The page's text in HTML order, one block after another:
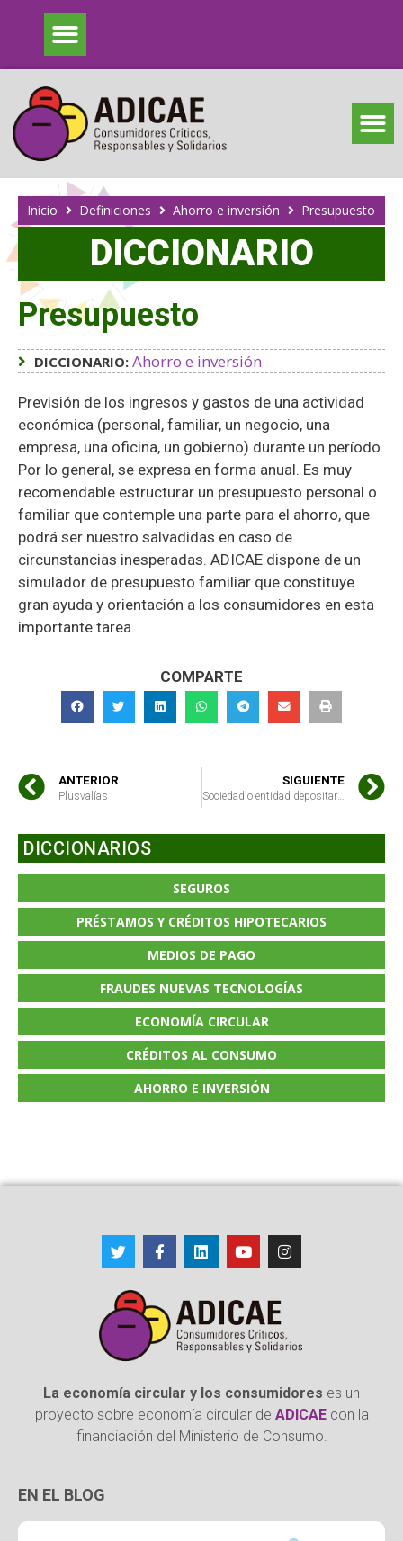
Inicio Definiciones Ahorro e inversión Presupuesto
DICCIONARIO
Presupuesto
DICCIONARIO: Ahorro e inversión
Previsión de los ingresos y gastos de una actividad
económica (personal, familiar, un negocio, una
empresa, una oficina, un gobierno) durante un período.
Por lo general, se expresa en forma anual. Es muy
recomendable estructurar un presupuesto personal o
familiar que contemple una parte para el ahorro, que
podrá ser nuestro salvadidas en caso de
circunstancias inesperadas. ADICAE dispone de un
simulador de presupuesto familiar que constituye
gran ayuda y orientación a los consumidores en esta
importante tarea.
COMPARTE
ANTERIOR
Plusvalías
SIGUIENTE
Sociedad o entidad depositaria
DICCIONARIOS
SEGUROS
PRÉSTAMOS Y CRÉDITOS HIPOTECARIOS
MEDIOS DE PAGO
FRAUDES NUEVAS TECNOLOGÍAS
ECONOMÍA CIRCULAR
CRÉDITOS AL CONSUMO
AHORRO E INVERSIÓN
La economía circular y los consumidores es un
proyecto sobre economía circular de ADICAEcon la
financiación del Ministerio de Consumo.
EN EL BLOG